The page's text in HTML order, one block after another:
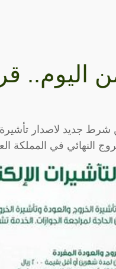
اليوم..
شرط جديد لاصدار
النهائي في المملكة